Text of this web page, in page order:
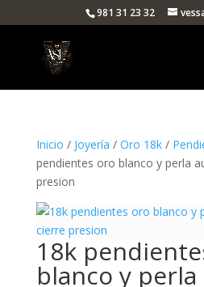
981 31 23 32
Inicio / Joyería / Oro 18k/
pendientes oro blanco y perla
presion
18k
blanco y perla